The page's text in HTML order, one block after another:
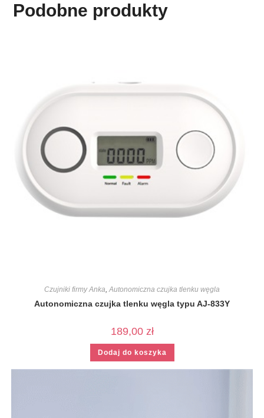
Podobne produkty
Czujniki firmy Anka,Autonomiczna czujka tlenku węgla
Autonomiczna czujka tlenku węgla typu AJ-833Y
189,00 zł
Dodaj do koszyka